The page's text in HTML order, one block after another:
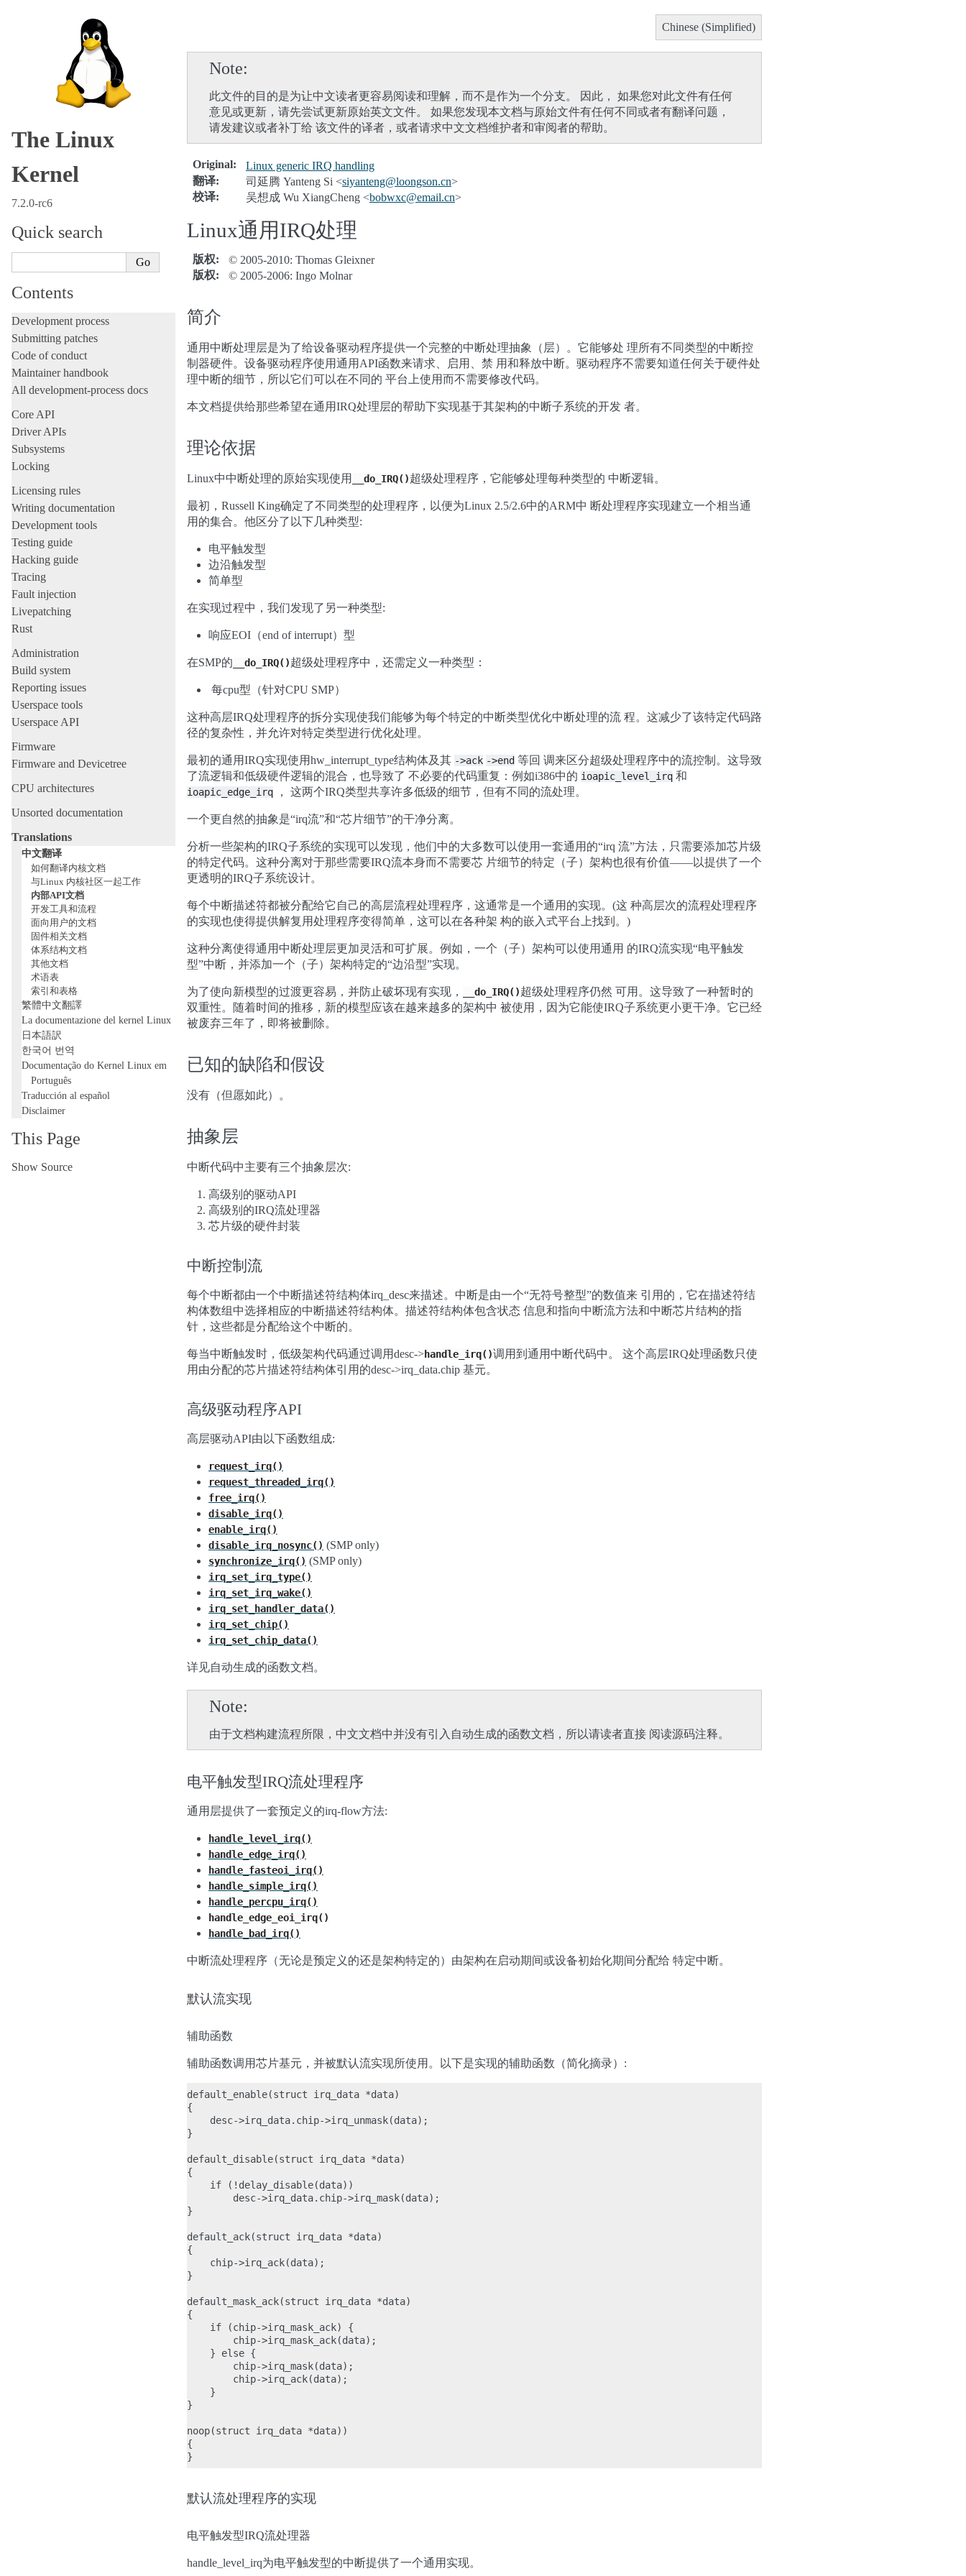
The Linux
Kernel
7.2.0-rc6
Quick search
Contents
Development process
Submitting patches
Code of conduct
Maintainer handbook
All development-process docs
Core API
Driver APIs
Subsystems
Locking
Licensing rules
Writing documentation
Development tools
Testing guide
Hacking guide
Tracing
Fault injection
Livepatching
Rust
Administration
Build system
Reporting issues
Userspace tools
Userspace API
Firmware
Firmware and Devicetree
CPU architectures
Unsorted documentation
Translations
中文翻译
如何翻译内核文档
与Linux 内核社区一起工作
内部API文档
开发工具和流程
面向用户的文档
固件相关文档
体系结构文档
其他文档
术语表
索引和表格
繁體中文翻譯
La documentazione del kernel Linux
日本語訳
한국어 번역
Documentação do Kernel Linux em
Português
Traducción al español
Disclaimer
This Page
Show Source
Chinese (Simplified)
Note
此文件的目的是为让中文读者更容易阅读和理解，而不是作为一个分支。 因此， 如果您对此文件有任何
意见或更新，请先尝试更新原始英文文件。 如果您发现本文档与原始文件有任何不同或者有翻译问题，
请发建议或者补丁给 该文件的译者，或者请求中文文档维护者和审阅者的帮助。
Original:
Linux generic IRQ handling
翻译: 司延腾 Yanteng Si <siyanteng@loongson.cn>
校译: 吴想成 Wu XiangCheng <bobwxc@email.cn>
Linux通用IRQ处理
版权:
© 2005-2010: Thomas Gleixner
版权: © 2005-2006: Ingo Molnar
简介
通用中断处理层是为了给设备驱动程序提供一个完整的中断处理抽象（层）。它能够处 理所有不同类型的中断控
制器硬件。设备驱动程序使用通用API函数来请求、启用、禁 用和释放中断。驱动程序不需要知道任何关于硬件处
理中断的细节，所以它们可以在不同的 平台上使用而不需要修改代码。
本文档提供给那些希望在通用IRQ处理层的帮助下实现基于其架构的中断子系统的开发 者。
理论依据
Linux中中断处理的原始实现使用 __do_IRQ()超级处理程序，它能够处理每种类型的 中断逻辑。
最初，Russell King确定了不同类型的处理程序，以便为Linux 2.5/2.6中的ARM中 断处理程序实现建立一个相当通
用的集合。他区分了以下几种类型:
电平触发型
边沿触发型
简单型
在实现过程中，我们发现了另一种类型:
响应EOI（end of interrupt）型
在SMP的 __do_IRQ()超级处理程序中，还需定义一种类型：
每cpu型（针对CPU SMP）
这种高层IRQ处理程序的拆分实现使我们能够为每个特定的中断类型优化中断处理的流 程。这减少了该特定代码路
径的复杂性，并允许对特定类型进行优化处理。
最初的通用IRQ实现使用hw_interrupt_type结构体及其 ->ack ->end 等回 调来区分超级处理程序中的流控制。这导致
了流逻辑和低级硬件逻辑的混合，也导致了 不必要的代码重复：例如i386中的 ioapic_level_irq 和
ioapic_edge_irq ， 这两个IRQ类型共享许多低级的细节，但有不同的流处理。
一个更自然的抽象是“irq流”和“芯片细节”的干净分离。
分析一些架构的IRQ子系统的实现可以发现，他们中的大多数可以使用一套通用的“irq 流”方法，只需要添加芯片级
的特定代码。这种分离对于那些需要IRQ流本身而不需要芯 片细节的特定（子）架构也很有价值——以提供了一个
更透明的IRQ子系统设计。
每个中断描述符都被分配给它自己的高层流程处理程序，这通常是一个通用的实现。(这 种高层次的流程处理程序
的实现也使得提供解复用处理程序变得简单，这可以在各种架 构的嵌入式平台上找到。)
这种分离使得通用中断处理层更加灵活和可扩展。例如，一个（子）架构可以使用通用 的IRQ流实现“电平触发
型”中断，并添加一个（子）架构特定的“边沿型”实现。
为了使向新模型的过渡更容易，并防止破坏现有实现， __do_IRQ()超级处理程序仍然 可用。这导致了一种暂时的
双重性。随着时间的推移，新的模型应该在越来越多的架构中 被使用，因为它能使IRQ子系统更小更干净。它已经
被废弃三年了，即将被删除。
已知的缺陷和假设
没有（但愿如此）。
抽象层
中断代码中主要有三个抽象层次:
高级别的驱动API
高级别的IRQ流处理器
芯片级的硬件封装
中断控制流
每个中断都由一个中断描述符结构体irq_desc来描述。中断是由一个“无符号整型”的数值来 引用的，它在描述符结
构体数组中选择相应的中断描述符结构体。描述符结构体包含状态 信息和指向中断流方法和中断芯片结构的指
针，这些都是分配给这个中断的。
每当中断触发时，低级架构代码通过调用desc->handle_irq()调用到通用中断代码中。 这个高层IRQ处理函数只使
用由分配的芯片描述符结构体引用的desc->irq_data.chip 基元。
高级驱动程序API
高层驱动API由以下函数组成:
request_irq()
request_threaded_irq()
free_irq()
disable_irq()
enable_irq()
disable_irq_nosync() (SMP only)
synchronize_irq() (SMP only)
irq_set_irq_type()
irq_set_irq_wake()
irq_set_handler_data()
irq_set_chip()
irq_set_chip_data()
详见自动生成的函数文档。
Note
由于文档构建流程所限，中文文档中并没有引入自动生成的函数文档，所以请读者直接 阅读源码注释。
电平触发型IRQ流处理程序
通用层提供了一套预定义的irq-flow方法:
handle_level_irq()
handle_edge_irq()
handle_fasteoi_irq()
handle_simple_irq()
handle_percpu_irq()
handle_edge_eoi_irq()
handle_bad_irq()
中断流处理程序（无论是预定义的还是架构特定的）由架构在启动期间或设备初始化期间分配给 特定中断。
默认流实现
辅助函数
辅助函数调用芯片基元，并被默认流实现所使用。以下是实现的辅助函数（简化摘录）:
default_enable(struct irq_data *data)
{
    desc->irq_data.chip->irq_unmask(data);
}
default_disable(struct irq_data *data)
{
    if (!delay_disable(data))
        desc->irq_data.chip->irq_mask(data);
}
default_ack(struct irq_data *data)
{
    chip->irq_ack(data);
}
default_mask_ack(struct irq_data *data)
{
    if (chip->irq_mask_ack) {
        chip->irq_mask_ack(data);
    } else {
        chip->irq_mask(data);
        chip->irq_ack(data);
    }
}
noop(struct irq_data *data))
{
默认流处理程序的实现
电平触发型IRQ流处理器
handle_level_irq为电平触发型的中断提供了一个通用实现。